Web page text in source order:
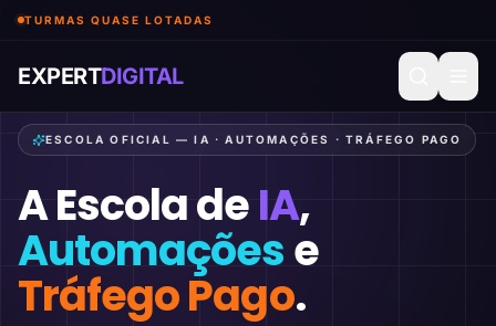
TURMAS QUASE LOTADAS
EXPERTDIGITAL
ESCOLA OFICIAL — IA · AUTOMAÇÕES · TRÁFEGO PAGO
A Escola deIA,
Automaçõese
Tráfego Pago.